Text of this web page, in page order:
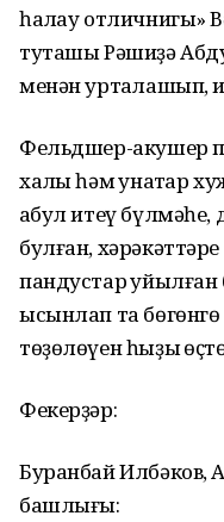
һаҡлау отличнигы»
туташы Рәшиҙә
менән уртаҡлашып,
Фельдшер-акушер
халҡы һәм ҡунаҡтар
ҡабул итеү
булған,
пандустар
ысынлап та
төҙөлөүен һыҙыҡ
Фекерҙәр:
Буранбай Илбәков,
башлығы: